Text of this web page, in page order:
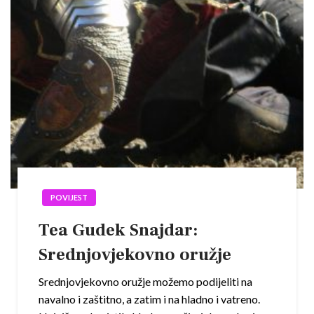
POVIJEST
Tea Gudek Snajdar:
Srednjovjekovno oružje
Srednjovjekovno oružje možemo podijeliti na
navalno i zaštitno, a zatim i na hladno i vatreno.